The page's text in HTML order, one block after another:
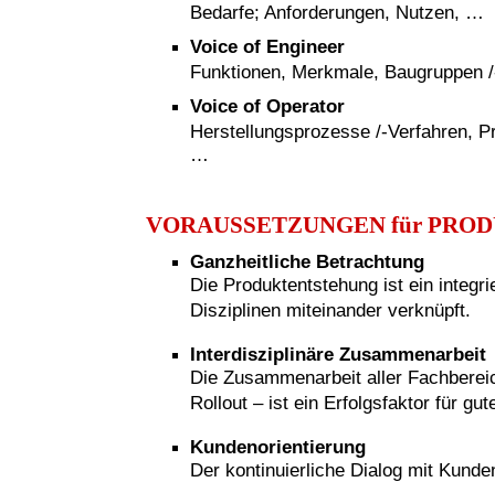
Bedarfe; Anforderungen, Nutzen, …
Voice of Engineer
Funktionen, Merkmale,
Voice of Operator
Herstellungsprozesse /-Verfahren,
VORAUSSETZUNGEN für
Ganzheitliche Betrachtung
Die Produktentstehung ist ein
Disziplinen miteinander verknüpft.
Interdisziplinäre Zusammenarbeit
Die Zusammenarbeit aller
Rollout – ist ein Erfolgsfaktor für
Kundenorientierung
Der kontinuierliche Dialog mit